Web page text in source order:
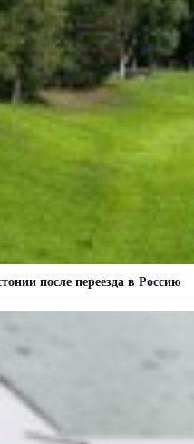
после переезда в Россию